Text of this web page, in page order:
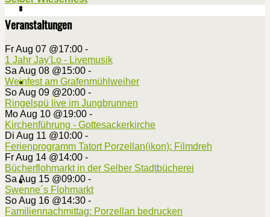
Veranstaltungen
Fr Aug 07 @17:00 -
1 Jahr Jay'Lo - Livemusik
Sa Aug 08 @15:00 -
Weinfest am Grafenmühlweiher
So Aug 09 @20:00 -
Ringelspü live im Jungbrunnen
Mo Aug 10 @19:00 -
Kirchenführung - Gottesackerkirche
Di Aug 11 @10:00 -
Ferienprogramm Tatort Porzellan(ikon): Filmdreh
Fr Aug 14 @14:00 -
Bücherflohmarkt in der Selber Stadtbücherei
Sa Aug 15 @09:00 -
Swenne´s Flohmarkt
So Aug 16 @14:30 -
Familiennachmittag: Porzellan bedrucken